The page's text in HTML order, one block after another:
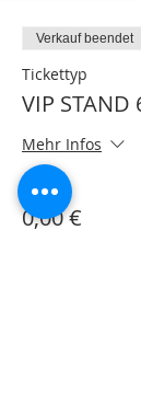
Verkauf beendet
Tickettyp
VIP STAND
Mehr Infos
Preis
0,00 €